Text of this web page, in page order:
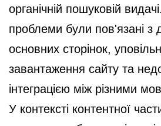
органічній пошуковій
проблеми були пов'язані з
основних сторінок,
завантаження сайту та
інтеграцією між різними
У контексті контентної